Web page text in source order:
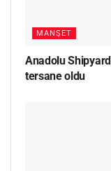
MANŞET
Anadolu
tersane oldu